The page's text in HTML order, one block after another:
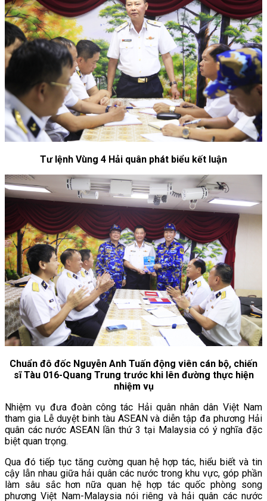
Tư lệnh Vùng 4 Hải quân phát biểu kết luận
Chuẩn đô đốc Nguyễn Anh Tuấn động viên cán bộ, chiến
sĩ Tàu 016-Quang Trung trước khi lên đường thực hiện
nhiệm vụ
Nhiệm vụ đưa đoàn công tác Hải quân nhân dân Việt Nam
tham gia Lễ duyệt binh tàu ASEAN và diễn tập đa phương Hải
quân các nước ASEAN lần thứ 3 tại Malaysia có ý nghĩa đặc
biệt quan trọng.
Qua đó tiếp tục tăng cường quan hệ hợp tác, hiểu biết và tin
cậy lẫn nhau giữa hải quân các nước trong khu vực, góp phần
làm sâu sắc hơn nữa quan hệ hợp tác quốc phòng song
phương Việt Nam-Malaysia nói riêng và hải quân các nước